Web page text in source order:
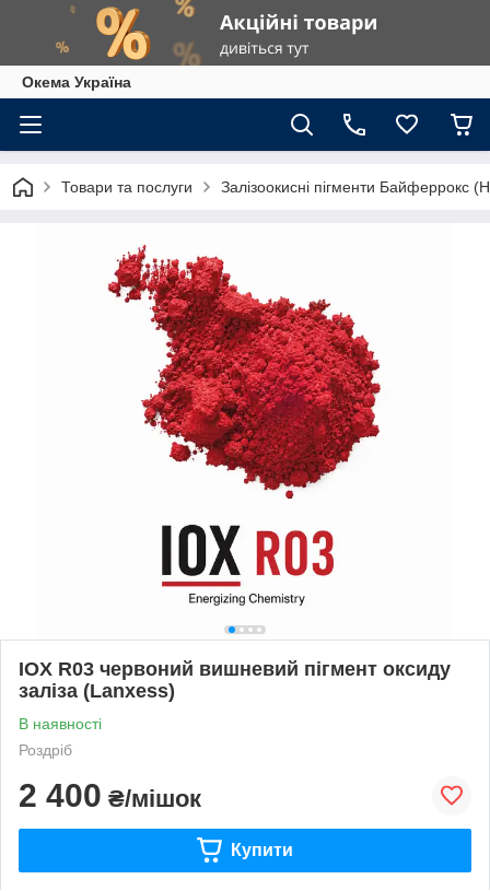
Окема Україна
Товари та послуги Залізоокисні пігменти Байферрокс
IOX R03 червоний вишневий пігмент оксиду
заліза (Lanxess)
В наявності
Роздріб
2 400 ₴/мішок
Купити